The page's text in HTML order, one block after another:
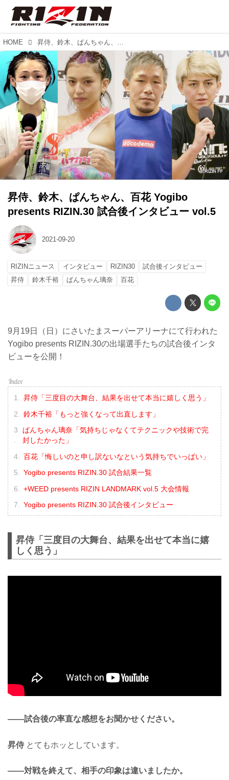
HOME 昇侍、鈴木、ぱんちゃん、百花 Yogibo presents RIZIN.30 試合後インタビュー vol.5
昇侍、鈴木、ぱんちゃん、百花 Yogibo
presents RIZIN.30 試合後インタビュー vol.5
2021-09-20
RIZINニュース インタビュー RIZIN30
試合後インタビュー
昇侍
鈴木千裕 ぱんちゃん璃奈 百花
9月19日（日）にさいたまスーパーアリーナにて行われた
Yogibo presents RIZIN.30の出場選手たちの試合後インタ
ビューを公開！
昇侍「三度目の大舞台、結果を出せて本当に嬉しく思う」
鈴木千裕「もっと強くなって出直します」
ぱんちゃん璃奈「気持ちじゃなくてテクニックや技術で完
封したかった」
百花「悔しいのと申し訳ないなという気持ちでいっぱい」
Yogibo presents RIZIN.30 試合結果一覧
+WEED presents RIZIN LANDMARK vol.5 大会情報
Yogibo presents RIZIN.30 試合後インタビュー
昇侍「三度目の大舞台、結果を出せて本当に嬉
しく思う」
——試合後の率直な感想をお聞かせください。
昇侍 とてもホッとしています。
——対戦を終えて、相手の印象は違いましたか。